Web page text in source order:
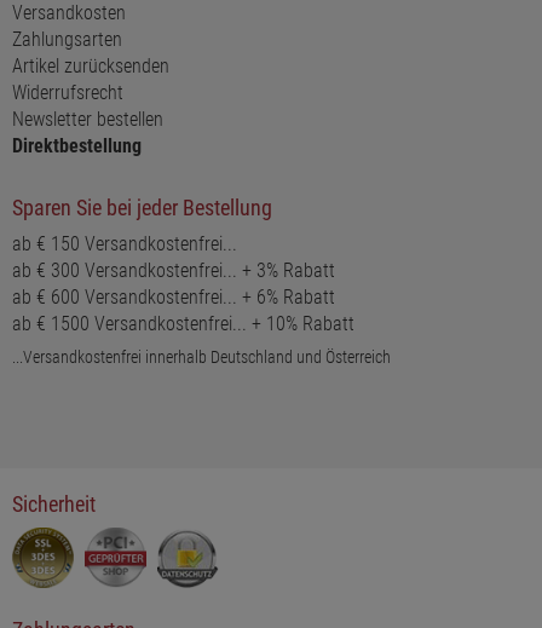
Versandkosten
Zahlungsarten
Artikel zurücksenden
Widerrufsrecht
Newsletter bestellen
Direktbestellung
Sparen Sie bei jeder Bestellung
ab € 150 Versandkostenfrei...
ab € 300 Versandkostenfrei... + 3% Rabatt
ab € 600 Versandkostenfrei... + 6% Rabatt
ab € 1500 Versandkostenfrei... + 10% Rabatt
...Versandkostenfrei innerhalb Deutschland und Österreich
Sicherheit